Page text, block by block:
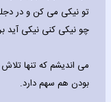
تو نیکی می کن و در
چو نیکی کنی نیکی آید
می اندیشم که تنها
بودن هم سهم دارد.